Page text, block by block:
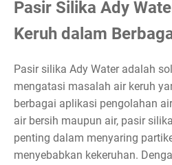
Pasir Silika Ady
Keruh dalam
Pasir silika Ady Water adalah
mengatasi masalah air keruh
berbagai aplikasi pengolahan
air bersih maupun air, pasir
penting dalam menyaring
menyebabkan kekeruhan.